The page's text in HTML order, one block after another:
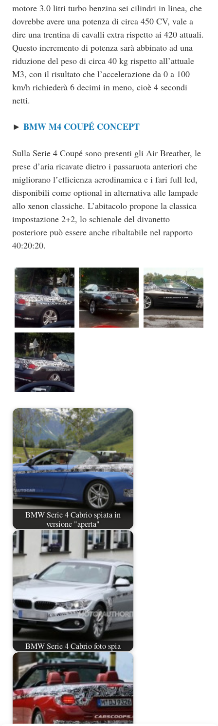
motore 3.0 litri turbo benzina sei cilindri in linea, che
dovrebbe avere una potenza di circa 450 CV, vale a
dire una trentina di cavalli extra rispetto ai 420 attuali.
Questo incremento di potenza sarà abbinato ad una
riduzione del peso di circa 40 kg rispetto all’attuale
M3, con il risultato che l’accelerazione da 0 a 100
km/h richiederà 6 decimi in meno, cioè 4 secondi
netti.
► BMW M4 COUPÉ CONCEPT
Sulla Serie 4 Coupé sono presenti gli Air Breather, le
prese d’aria ricavate dietro i passaruota anteriori che
migliorano l’efficienza aerodinamica e i fari full led,
disponibili come optional in alternativa alle lampade
allo xenon classiche. L’abitacolo propone la classica
impostazione 2+2, lo schienale del divanetto
posteriore può essere anche ribaltabile nel rapporto
40:20:20.
BMW Serie 4 Cabrio spiata in
versione "aperta"
BMW Serie 4 Cabrio foto spia